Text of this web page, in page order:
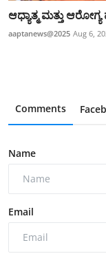
ಆಧ್ಯಾತ್ಮ ಮತ್ತು
aaptanews@2025 Aug 6,
Comments
Name
Email